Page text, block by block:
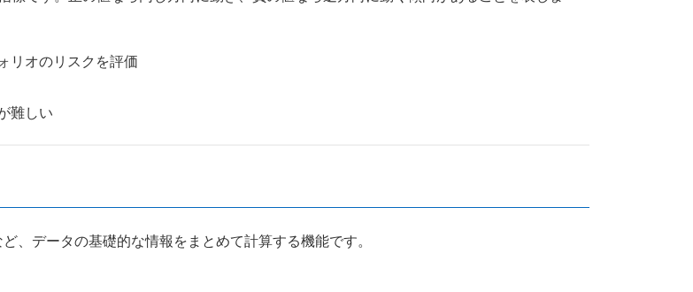
リオのリスクを評価
難しい
、データの基礎的な情報をまとめて計算する機能です。